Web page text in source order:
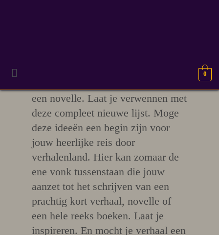
0
een novelle. Laat je verwennen met
deze compleet nieuwe lijst. Moge
deze ideeën een begin zijn voor
jouw heerlijke reis door
verhalenland. Hier kan zomaar de
ene vonk tussenstaan die jouw
aanzet tot het schrijven van een
prachtig kort verhaal, novelle of
een hele reeks boeken. Laat je
inspireren. En mocht je verhaal een